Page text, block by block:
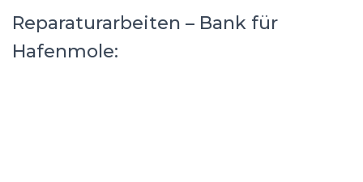
Reparaturarbeiten – Bank für
Hafenmole: